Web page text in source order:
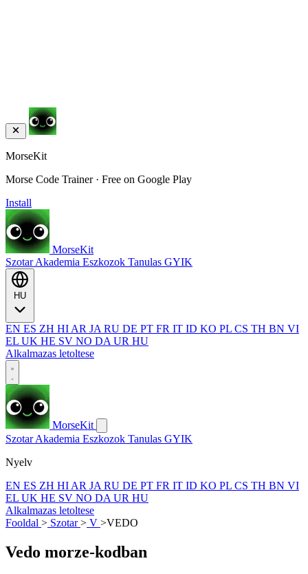
MorseKit
Morse Code Trainer · Free on Google Play
Install
MorseKit
SzotarAkademia Eszkozok Tanulas GYIK
EN ES ZH HI AR JA RU DE PT FR IT ID KO PL CS TH BN VI
EL UK HE SV NO DA UR HU
Alkalmazas letoltese
MorseKit
SzotarAkademia Eszkozok Tanulas GYIK
Nyelv
EN ES ZH HI AR JA RU DE PT FR IT ID KO PL CS TH BN VI
EL UK HE SV NO DA UR HU
Alkalmazas letoltese
Fooldal > Szotar> V >VEDO
Vedo morze-kodban